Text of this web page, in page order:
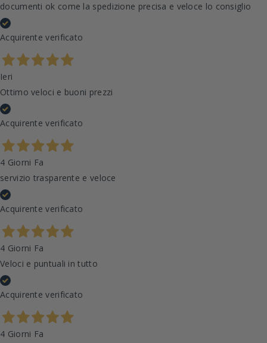
documenti ok come la spedizione precisa e veloce lo consiglio
Acquirente verificato
Ieri
Ottimo veloci e buoni prezzi
Acquirente verificato
4 Giorni Fa
servizio trasparente e veloce
Acquirente verificato
4 Giorni Fa
Veloci e puntuali in tutto
Acquirente verificato
4 Giorni Fa